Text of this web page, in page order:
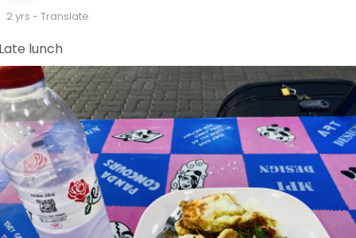
2 yrs - Translate
lunch